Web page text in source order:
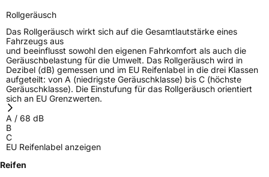
Rollgeräusch
Das Rollgeräusch wirkt sich auf die Gesamtlautstärke eines
Fahrzeugs aus
und beeinflusst sowohl den eigenen Fahrkomfort als auch die
Geräuschbelastung für die Umwelt. Das Rollgeräusch wird in
Dezibel (dB) gemessen und im EU Reifenlabel in die drei Klassen
aufgeteilt: von A (niedrigste Geräuschklasse) bis C (höchste
Geräuschklasse). Die Einstufung für das Rollgeräusch orientiert
sich an EU Grenzwerten.
A / 68 dB
B
C
EU Reifenlabel anzeigen
Reifen